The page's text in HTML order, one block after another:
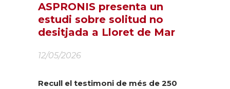
ASPRONIS presenta un
estudi sobre solitud no
desitjada a Lloret de Mar
12/05/2026
Recull el testimoni de més de 250